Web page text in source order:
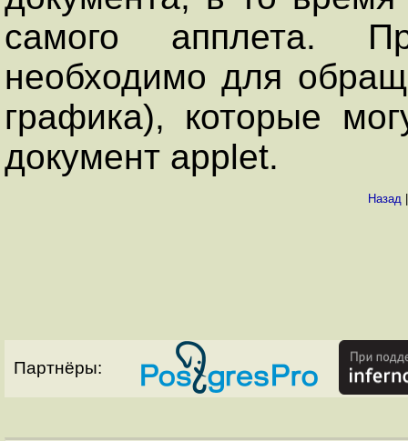
самого апплета.
необходимо для
графика), которые
документ аррlet.
Назад
Партнёры: